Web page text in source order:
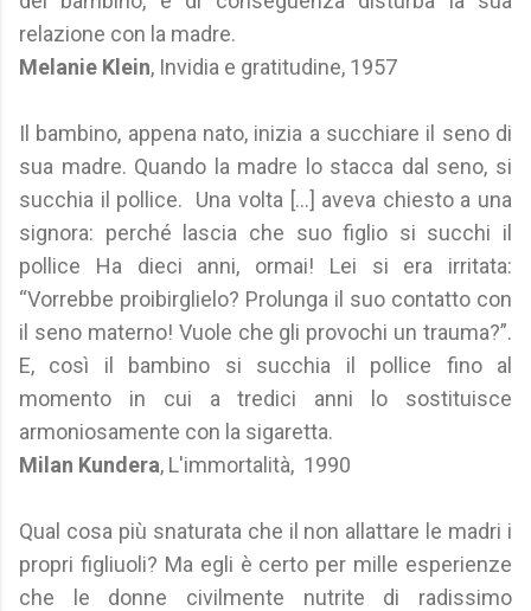
relazione con la madre.
Melanie Klein, Invidia e gratitudine, 1957
Il bambino, appena nato, inizia a succhiare il seno di
sua madre. Quando la madre lo stacca dal seno, si
succhia il pollice. Una volta [...] aveva chiesto a una
signora: perché lascia che suo figlio si succhi il
pollice Ha dieci anni, ormai! Lei si era irritata:
“Vorrebbe proibirglielo? Prolunga il suo contatto con
il seno materno! Vuole che gli provochi un trauma?”.
E, così il bambino si succhia il pollice fino al
momento in cui a tredici anni lo sostituisce
armoniosamente con la sigaretta.
Milan Kundera, L'immortalità, 1990
Qual cosa più snaturata che il non allattare le madri i
propri figliuoli? Ma egli è certo per mille esperienze
che le donne civilmente nutrite di radissimo